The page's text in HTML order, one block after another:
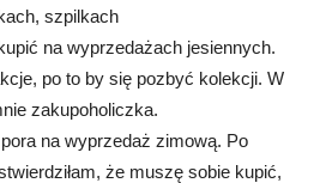
szpilkach
na wyprzedażach jesiennych.
po to by się pozbyć kolekcji. W
zakupoholiczka.
na wyprzedaż zimową. Po
że muszę sobie kupić,